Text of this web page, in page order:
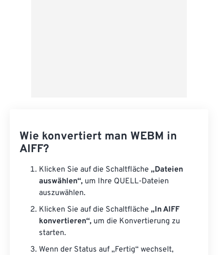
Wie konvertiert man WEBM in
AIFF?
Klicken Sie auf die Schaltfläche „Dateien
auswählen“, um Ihre QUELL-Dateien
auszuwählen.
Klicken Sie auf die Schaltfläche „In AIFF
konvertieren“, um die Konvertierung zu
starten.
Wenn der Status auf „Fertig“ wechselt,